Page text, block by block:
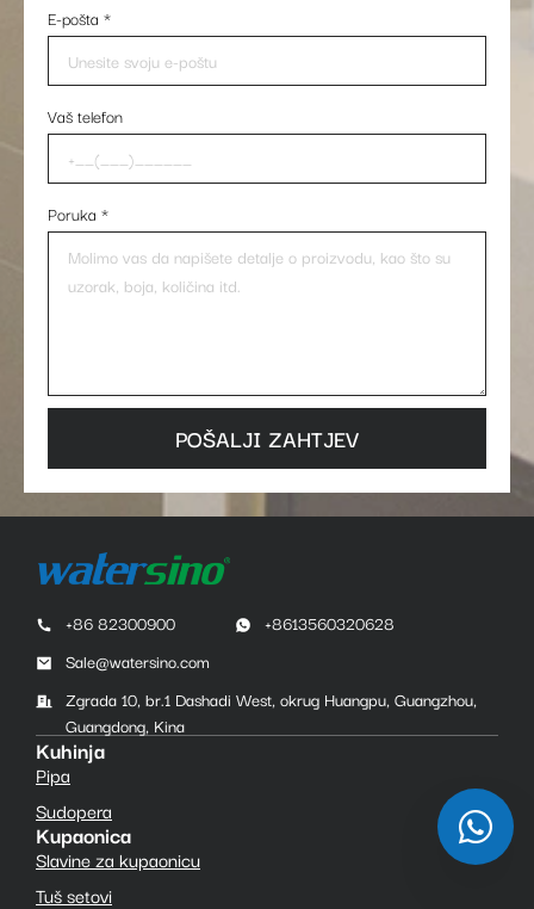
E-pošta *
Vaš telefon
Poruka *
POŠALJI ZAHTJEV
+86 82300900
+8613560320628
Sale@watersino.com
Zgrada 10, br.1 Dashadi West, okrug Huangpu, Guangzhou,
Guangdong, Kina
Kuhinja
Pipa
Sudopera
Kupaonica
Slavine za kupaonicu
Tuš setovi